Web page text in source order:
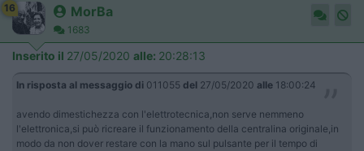
16 MorBa
1683
Inserito il 27/05/2020 alle: 20:28:13
In risposta al messaggio di 011055 del 27/05/2020 alle 18:00:24
avendo dimestichezza con l'elettrotecnica,non serve nemmeno
l'elettronica,si può ricreare il funzionamento della centralina originale,in
modo da non dover restare con la mano sul pulsante per il tempo di